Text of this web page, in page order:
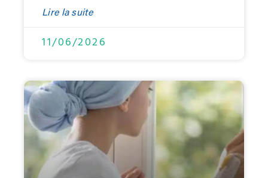
Lire la suite
11/06/2026